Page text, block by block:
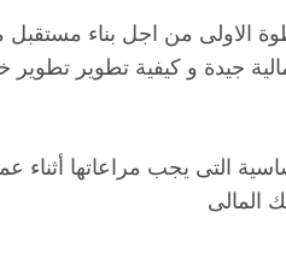
الاولى من اجل بناء
جيدة و كيفية تطوير تطوير
التى يجب مراعاتها أثناء
المالى